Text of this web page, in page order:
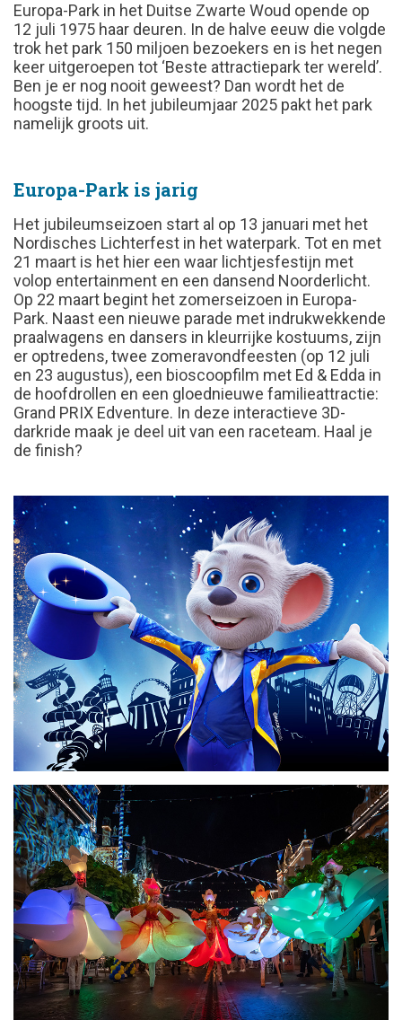
Europa-Park in het Duitse Zwarte Woud opende op
12 juli 1975 haar deuren. In de halve eeuw die volgde
trok het park 150 miljoen bezoekers en is het negen
keer uitgeroepen tot ‘Beste attractiepark ter wereld’.
Ben je er nog nooit geweest? Dan wordt het de
hoogste tijd. In het jubileumjaar 2025 pakt het park
namelijk groots uit.
Europa-Park is jarig
Het jubileumseizoen start al op 13 januari met het
Nordisches Lichterfest in het waterpark. Tot en met
21 maart is het hier een waar lichtjesfestijn met
volop entertainment en een dansend Noorderlicht.
Op 22 maart begint het zomerseizoen in Europa-
Park. Naast een nieuwe parade met indrukwekkende
praalwagens en dansers in kleurrijke kostuums, zijn
er optredens, twee zomeravondfeesten (op 12 juli
en 23 augustus), een bioscoopfilm met Ed & Edda in
de hoofdrollen en een gloednieuwe familieattractie:
Grand PRIX Edventure. In deze interactieve 3D-
darkride maak je deel uit van een raceteam. Haal je
de finish?